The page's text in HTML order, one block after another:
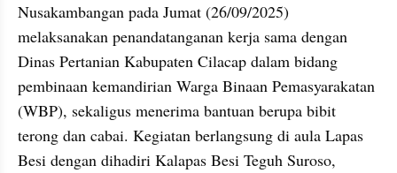
Nusakambangan pada Jumat (26/09/2025)
melaksanakan penandatanganan kerja sama dengan
Dinas Pertanian Kabupaten Cilacap dalam bidang
pembinaan kemandirian Warga Binaan Pemasyarakatan
(WBP), sekaligus menerima bantuan berupa bibit
terong dan cabai. Kegiatan berlangsung di aula Lapas
Besi dengan dihadiri Kalapas Besi Teguh Suroso,